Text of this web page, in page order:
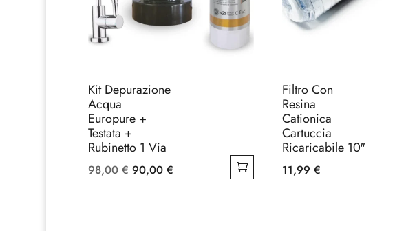
Kit Depurazione
Acqua
Europure +
Testata +
Rubinetto 1 Via
98,00€ Il
90,00 €Il
Filtro Con
Resina
Cationica
Cartuccia
Ricaricabile 10″
11,99€